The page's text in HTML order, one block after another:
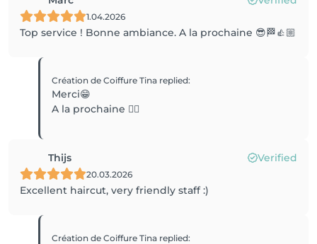
1.04.2026
Top service ! Bonne ambiance. A la prochaine 😎🏁👍🏼
Création de Coiffure Tina replied:
Merci😁
A la prochaine 👍🏻
Thijs Verified
20.03.2026
Excellent haircut, very friendly staff :)
Création de Coiffure Tina replied: